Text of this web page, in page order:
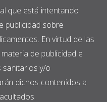
que está intentando
publicidad sobre
En virtud de las
de publicidad e
y/o
dichos contenidos a